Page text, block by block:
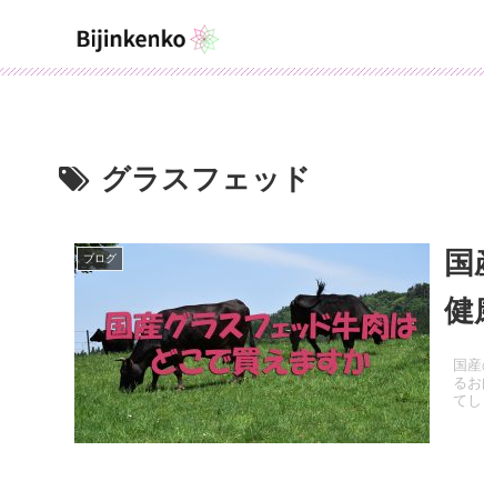
グラスフェッド
ブログ
健
国
る
て